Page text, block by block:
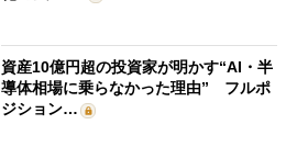
資産10億円超の投資家が明かす“AI・半
導体相場に乗らなかった理由” フルポ
ジション…